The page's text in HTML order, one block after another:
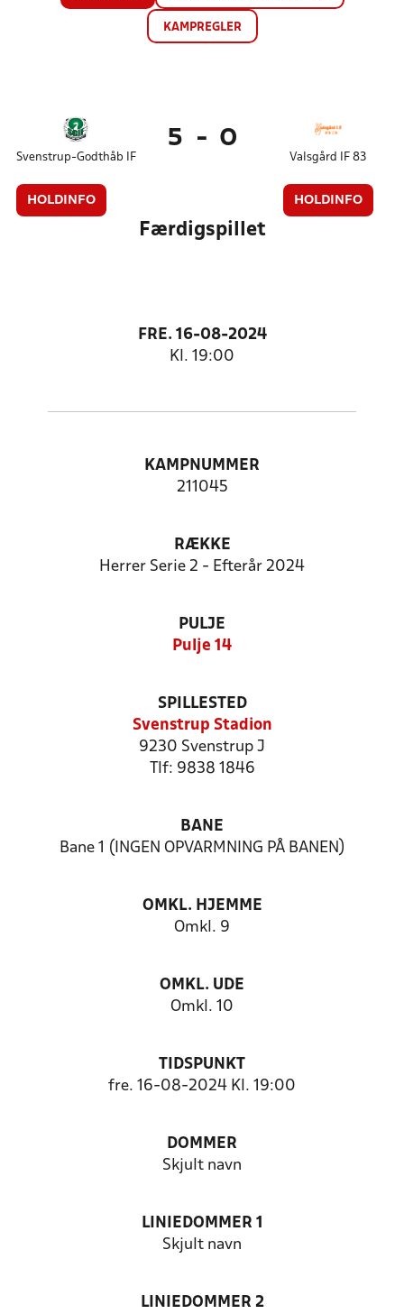
KAMPREGLER
Svenstrup-Godthåb IF
HOLDINFO
5 - 0
Valsgård IF 83
HOLDINFO
Færdigspillet
FRE. 16-08-2024
Kl. 19:00
KAMPNUMMER
211045
RÆKKE
Herrer Serie 2 - Efterår 2024
PULJE
Pulje 14
SPILLESTED
Svenstrup Stadion
9230 Svenstrup J
Tlf: 9838 1846
BANE
Bane 1 (INGEN OPVARMNING PÅ BANEN)
OMKL. HJEMME
Omkl. 9
OMKL. UDE
Omkl. 10
TIDSPUNKT
fre. 16-08-2024 Kl. 19:00
DOMMER
Skjult navn
LINIEDOMMER 1
Skjult navn
LINIEDOMMER 2